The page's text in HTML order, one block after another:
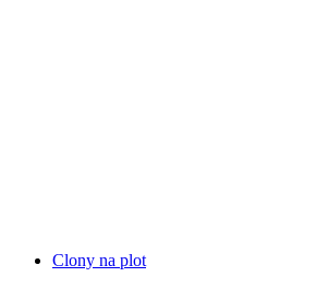
Clony na plot